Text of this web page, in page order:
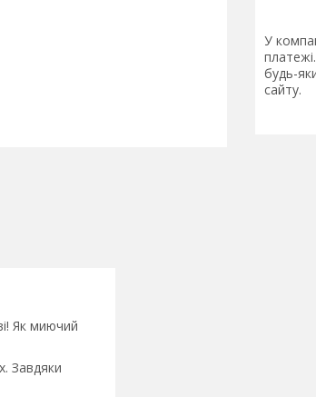
У
будь-
сайту.
Як миючий
Завдяки